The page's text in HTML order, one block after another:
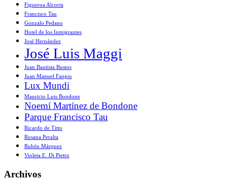
Figueroa Alcorta
Francisco Tau
Gonzalo Pedano
Hotel de los Inmigrantes
José Hernández
José Luis Maggi
Juan Bautista Bustos
Juan Manuel Fangio
Lux Mundi
Mauricio Luis Bondone
Noemí Martínez de Bondone
Parque Francisco Tau
Ricardo de Titto
Rosana Peralta
Rubén Márquez
Violeta E. Di Pietro
Archivos